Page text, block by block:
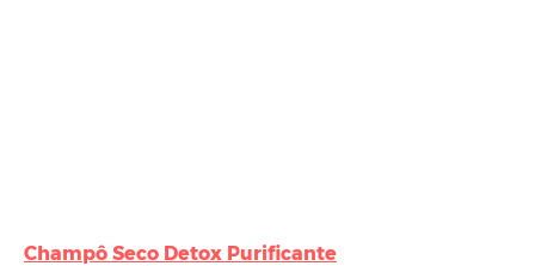
Champô Seco Detox Purificante